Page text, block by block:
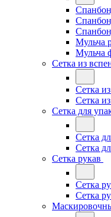
Мульча
Мульча
Сетка из
Сетка
Сетка
Сетка для
Сетка
Сетка
Сетка рукав
Сетка
Сетка